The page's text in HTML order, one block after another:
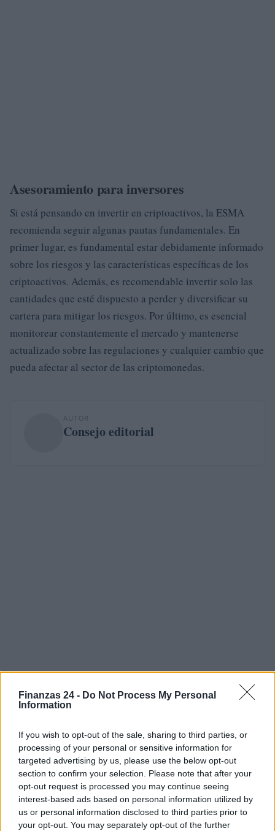
Finanzas 24 - Do Not Process My Personal
Information
If you wish to opt-out of the sale, sharing to third parties, or
processing of your personal or sensitive information for
targeted advertising by us, please use the below opt-out
section to confirm your selection. Please note that after your
opt-out request is processed you may continue seeing
interest-based ads based on personal information utilized by
us or personal information disclosed to third parties prior to
your opt-out. You may separately opt-out of the further
Asesoramiento para inversores
Si está pensando en invertir en criptoactivos, la ESMA
recomienda seguir algunas pautas fundamentales. En
primer lugar, es fundamental estar debidamente informado
sobre los riesgos y las características específicas de los
criptoactivos. Además, es recomendable invertir solo las
cantidades que esté dispuesto a perder y diversificar su
cartera para mitigar los riesgos. Por último, es esencial
monitorear constantemente el mercado y mantenerse
actualizado sobre las regulaciones y cualquier cambio que
pueda afectar al sector de las criptomonedas.
AUTOR
Consejo editorial
Sigue leyendo